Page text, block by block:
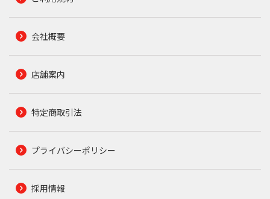
会社概要
店舗案内
特定商取引法
プライバシーポリシー
採用情報